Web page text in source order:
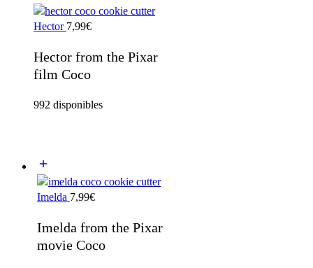
Hector 7,99€
Hector from the Pixar
film Coco
992 disponibles
Imelda 7,99€
Imelda from the Pixar
movie Coco